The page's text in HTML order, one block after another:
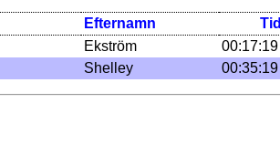
Efternamn
Tid
Ekström
00:17:19
Shelley 00:35:19